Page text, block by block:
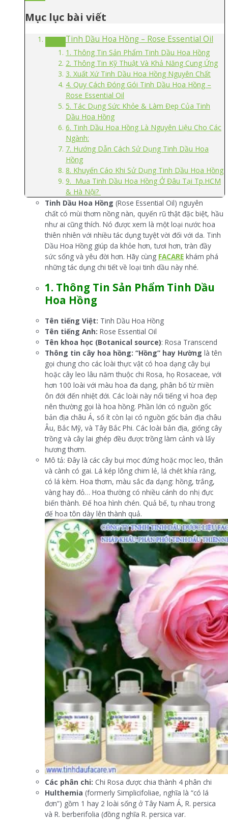
Mục lục bài viết
Tinh Dầu Hoa Hồng – Rose Essential Oil
1. Thông Tin Sản Phẩm Tinh Dầu Hoa Hồng
2. Thông Tin Kỹ Thuật Và Khả Năng Cung Ứng
3. Xuất Xứ Tinh Dầu Hoa Hồng Nguyên Chất
4. Quy Cách Đóng Gói Tinh Dầu Hoa Hồng –
Rose Essential Oil
5. Tác Dụng Sức Khỏe & Làm Đẹp Của Tinh
Dầu Hoa Hồng
6. Tinh Dầu Hoa Hồng Là Nguyên Liệu Cho Các
Ngành:
7. Hướng Dẫn Cách Sử Dụng Tinh Dầu Hoa
Hồng
8. Khuyến Cáo Khi Sử Dụng Tinh Dầu Hoa Hồng
9. Mua Tinh Dầu Hoa Hồng Ở Đâu Tại Tp.HCM
& Hà Nội?
Tinh Dầu Hoa Hồng (Rose Essential Oil) nguyên
chất có mùi thơm nồng nàn, quyến rũ thật đặc biệt, hầu
như ai cũng thích. Nó được xem là một loại nước hoa
thiên nhiên với nhiều tác dụng tuyệt vời đối với da. Tinh
Dầu Hoa Hồng giúp da khỏe hơn, tươi hơn, tràn đầy
sức sống và yêu đời hơn. Hãy cùng FACARE khám phá
những tác dụng chi tiết về loại tinh dầu này nhé.
1. Thông Tin Sản Phẩm Tinh Dầu
Hoa Hồng
Tên tiếng Việt: Tinh Dầu Hoa Hồng
Tên tiếng Anh: Rose Essential Oil
Tên khoa học (Botanical source): Rosa Transcend
Thông tin cây hoa hồng: “Hồng” hay Hường là tên
gọi chung cho các loài thực vật có hoa dạng cây bụi
hoặc cây leo lâu năm thuộc chi Rosa, họ Rosaceae, với
hơn 100 loài với màu hoa đa dạng, phân bố từ miền
ôn đới đến nhiệt đới. Các loài này nổi tiếng vì hoa đẹp
nên thường gọi là hoa hồng. Phần lớn có nguồn gốc
bản địa châu Á, số ít còn lại có nguồn gốc bản địa châu
Âu, Bắc Mỹ, và Tây Bắc Phi. Các loài bản địa, giống cây
trồng và cây lai ghép đều được trồng làm cảnh và lấy
hương thơm.
Mô tả: Đây là các cây bụi mọc đứng hoặc mọc leo, thân
và cành có gai. Lá kép lông chim lẻ, lá chét khía răng,
có lá kèm. Hoa thơm, màu sắc đa dạng: hồng, trắng,
vàng hay đỏ… Hoa thường có nhiều cánh do nhị đực
biến thành. Đế hoa hình chén. Quả bế, tụ nhau trong
đế hoa tôn dày lên thành quả.
Các phân chi: Chi Rosa được chia thành 4 phân chi
Hulthemia (formerly Simplicifoliae, nghĩa là “có lá
đơn”) gồm 1 hay 2 loài sống ở Tây Nam Á, R. persica
và R. berberifolia (đồng nghĩa R. persica var.